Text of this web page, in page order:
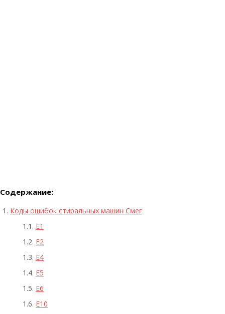
Содержание:
Коды ошибок стиральных машин Смег
E1
E2
E4
E5
E6
E10